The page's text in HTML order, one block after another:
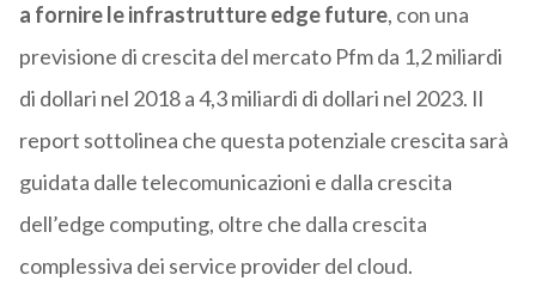
a fornire le infrastrutture edge future, con una
previsione di crescita del mercato Pfm da 1,2 miliardi
di dollari nel 2018 a 4,3 miliardi di dollari nel 2023. Il
report sottolinea che questa potenziale crescita sarà
guidata dalle telecomunicazioni e dalla crescita
dell’edge computing, oltre che dalla crescita
complessiva dei service provider del cloud.